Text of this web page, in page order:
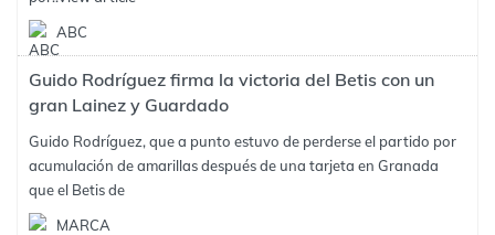
ABC
Guido Rodríguez firma la victoria del Betis con un
gran Lainez y Guardado
Guido Rodríguez, que a punto estuvo de perderse el partido por
acumulación de amarillas después de una tarjeta en Granada
que el Betis de
MARCA